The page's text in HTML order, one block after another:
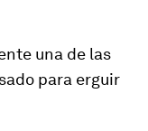
una de las
para erguir